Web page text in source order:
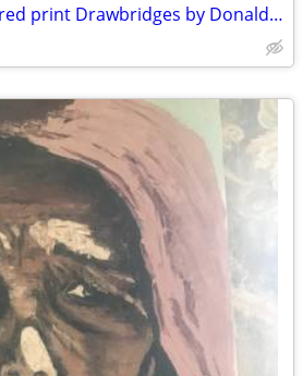
1977 Signed, numbered print Drawbridges by Donald Stoltenberg A242